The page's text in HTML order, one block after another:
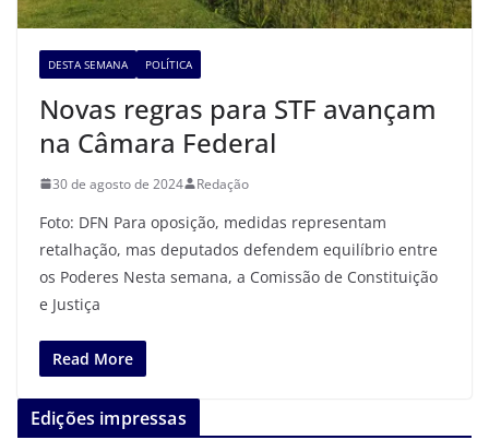
DESTA SEMANA POLÍTICA
Novas regras para STF avançam
na Câmara Federal
30 de agosto de 2024 Redação
Foto: DFN Para oposição, medidas representam
retalhação, mas deputados defendem equilíbrio entre
os Poderes Nesta semana, a Comissão de Constituição
e Justiça
Read More
Edições impressas